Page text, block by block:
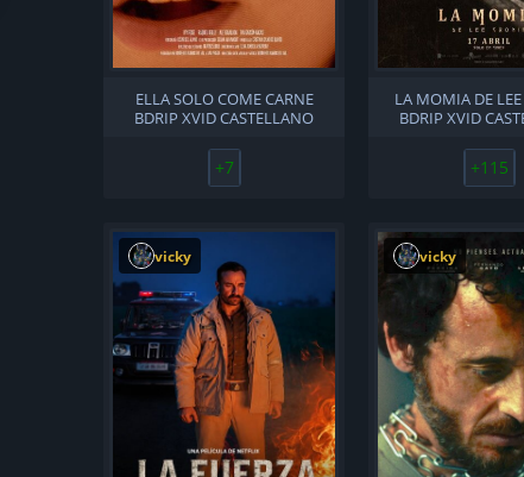
ELLA SOLO COME CARNE
BDRIP XVID CASTELLANO
+7
LA MOMIA DE
BDRIP XVID
+115
vicky vicky